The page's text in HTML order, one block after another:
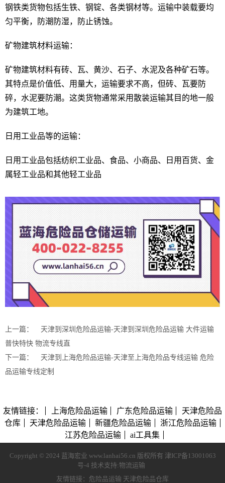
钢铁类货物包括生铁、钢锭、各类钢材等。运输中装载要均
匀平衡，防潮防湿，防止锈蚀。
矿物建筑材料运输：
矿物建筑材料有砖、瓦、黄沙、石子、水泥及各种矿石等。
其特点是价值低、用量大，运输要求不高，但砖、瓦要防
碎，水泥要防潮。这类货物通常采用散装运输其目的地一般
为建筑工地。
日用工业品等的运输：
日用工业品包括纺织工业品、食品、小商品、日用百货、金
属轻工业品和其他轻工业品
上一篇：
天津到深圳危险品运输-天津到深圳危险品运输 大件运输
普快特快 物流专线直
下一篇：
天津到上海危险品运输-天津至上海危险品专线运输 危险
品运输专线定制
友情链接： 上海危险品运输 广东危险品运输
天津危险品
仓库
天津危险品运输 新疆危险品运输
浙江危险品运输
江苏危险品运输
ai工具集
Copyright © 2024 蓝海宏业 www.lanhai56.cn 版权所有 津ICP备13001063
号-4 技术支持:物流运输
友情链接： 危险品运输 天津危险品仓库